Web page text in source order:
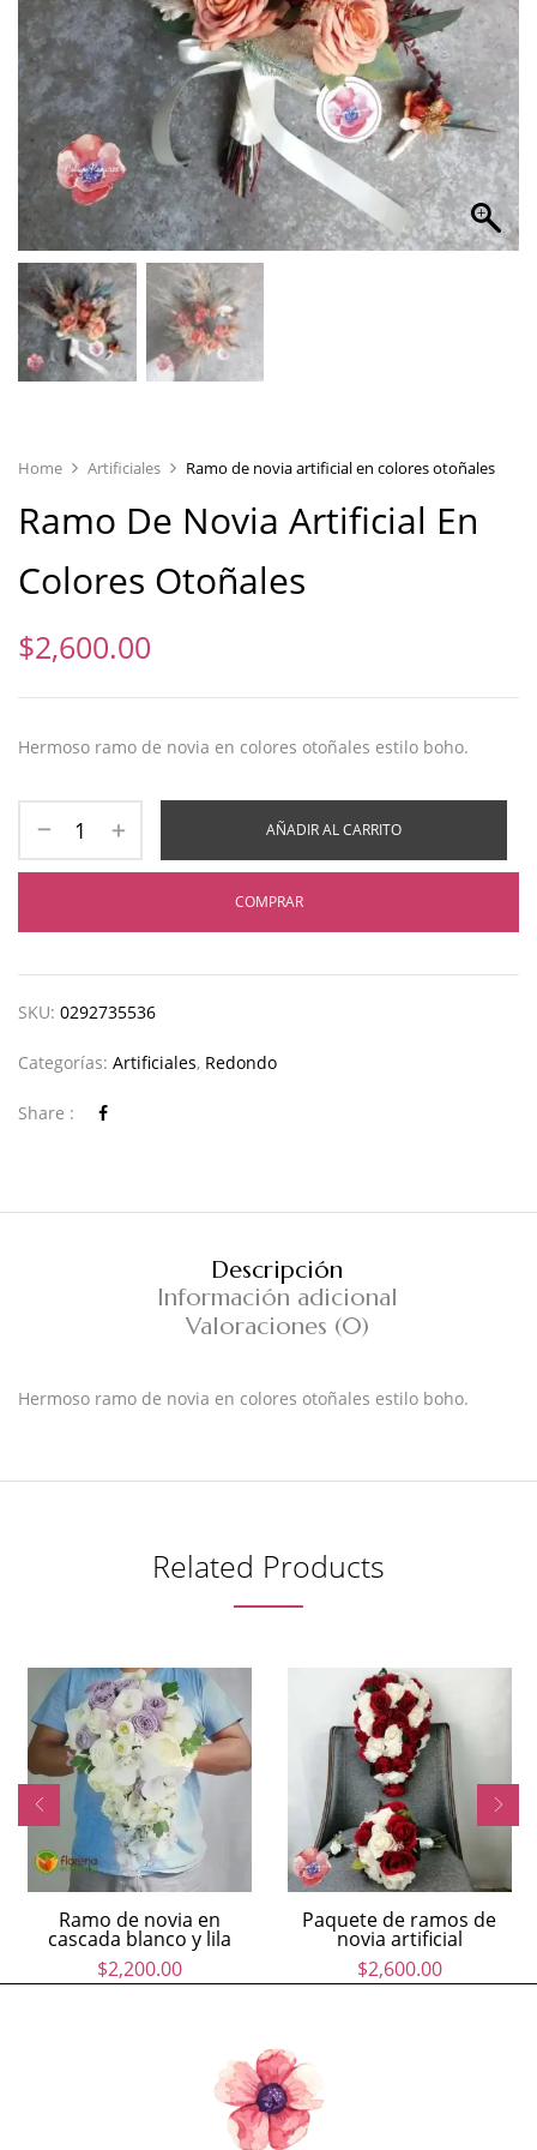
Home Artificiales Ramo de novia artificial en colores otoñales
Ramo De Novia Artificial En
Colores Otoñales
$2,600.00
Hermoso ramo de novia en colores otoñales estilo boho.
AÑADIR AL CARRITO
COMPRAR
SKU: 0292735536
Categorías: Artificiales, Redondo
Share :
Descripción
Información adicional
Valoraciones (0)
Hermoso ramo de novia en colores otoñales estilo boho.
Related Products
Ramo de novia en
cascada blanco y lila
$2,200.00
Paquete de ramos de
novia artificial
$2,600.00